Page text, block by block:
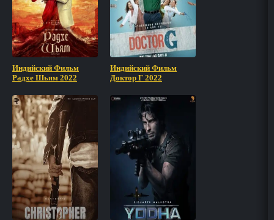
Индийский Фильм
Радхе Шьям 2022
Индийский Фильм
Доктор Г 2022